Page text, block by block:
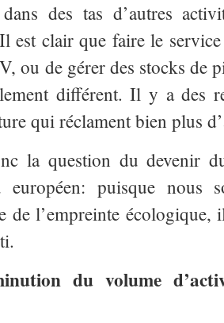
des tas d’autres
est clair que faire le
ou de gérer des stocks de
différent. Il y a des
qui réclament bien plus
la question du devenir
européen: puisque nous
de l’empreinte écologique,
du volume